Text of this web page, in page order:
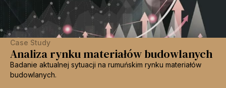
Case Study
Analiza rynku materiałów budowlanych
Badanie aktualnej sytuacji na rumuńskim rynku materiałów
budowlanych.